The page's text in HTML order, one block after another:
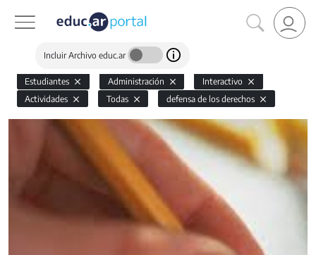
Incluir Archivo educ.ar
Estudiantes Administración
Interactivo
Actividades
Todas defensa de los derechos